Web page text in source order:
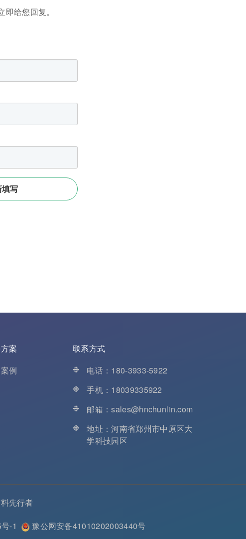
给您回复。
案
例
联系方式
❉
电话：180-3933-5922
❉
手机：18039335922
❉
邮箱：sales@hnchunlin.com
❉
地址：河南省郑州市中原区大
学科技园区
先行者
-1 豫公网安备41010202003440号